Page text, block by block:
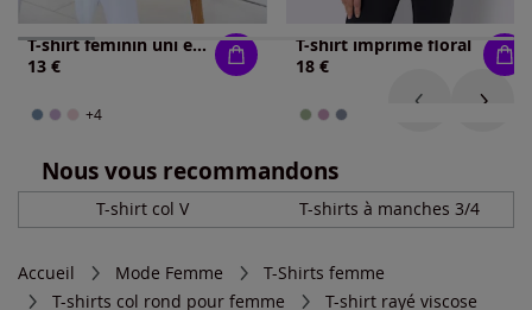
T-shirt féminin uni et confortable
13 €
+4
T-shirt imprimé floral
18 €
Nous vous recommandons
T-shirt col V T-shirts à manches 3/4
Accueil Mode Femme
T-Shirts femme
T-shirts col rond pour femme
T-shirt rayé viscose